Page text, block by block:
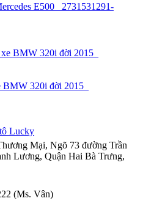
E500_ 2731531291-
320i đời 2015_
Lucky
Mại, Ngõ 73 đường Trần
Lương, Quận Hai Bà Trưng,
(Ms. Vân)